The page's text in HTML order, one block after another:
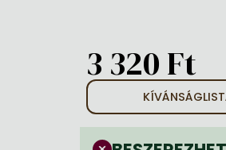
3 320 Ft